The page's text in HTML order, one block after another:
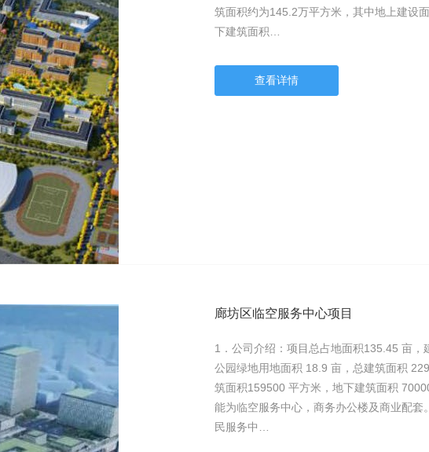
筑面积约为145.2万平方米，其中地上建设
下建筑面积…
查看详情
廊坊区临空服务中心项目
1．公司介绍：项目总占地面积135.45 亩，
公园绿地用地面积 18.9 亩，总建筑面积
筑面积159500 平方米，地下建筑面积
能为临空服务中心，商务办公楼及商业配套
民服务中…